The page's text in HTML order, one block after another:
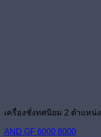
เครื่องชั่งทศนิยม 2 ตำแหน่ง
AND GF 6000 8000